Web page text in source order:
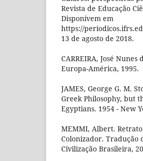
Revista de Educação
Disponívem em
https://
13 de agosto de 2018.
CARREIRA, José
Europa-América, 1995.
JAMES, George G. M.
Greek Philosophy, but
Egyptians. 1954 - New
MEMMI, Albert.
Colonizador. Tradução
Civilização Brasileira,